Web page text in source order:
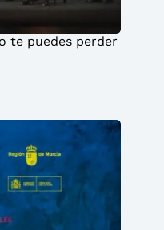
te puedes perder